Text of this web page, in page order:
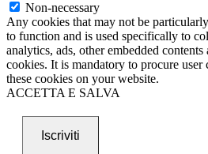
Non-necessary
Any cookies that may not be
to function and is used specifically to
analytics, ads, other embedded contents
cookies. It is mandatory to procure
these cookies on your website.
ACCETTA E SALVA
Iscriviti